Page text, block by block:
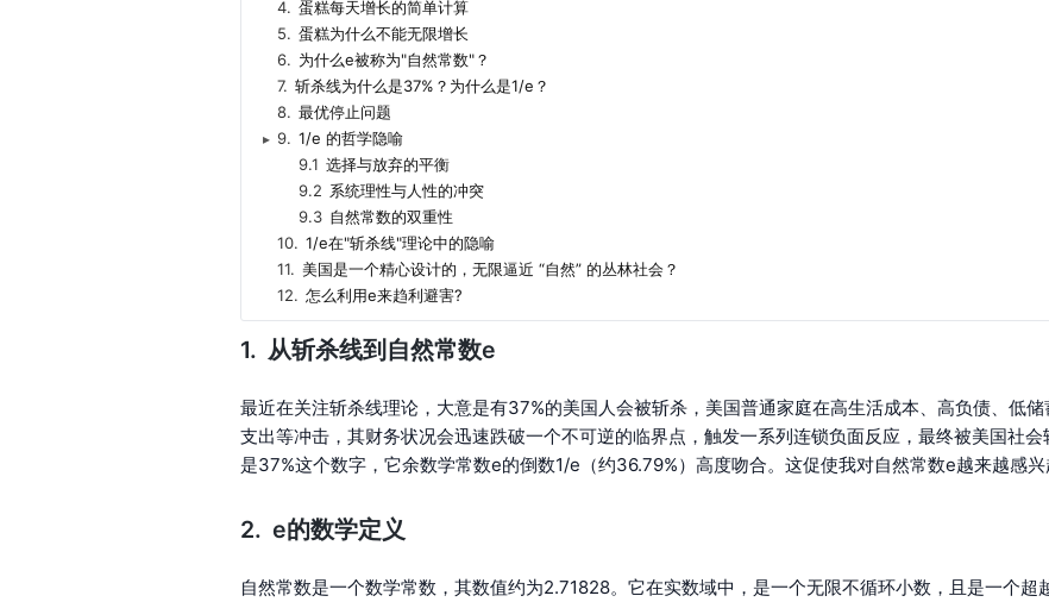
从斩杀线到自然常数e
最近在关注斩杀线理论，大意是有37%的美国人会被斩杀，美国普通家庭在高生活成本、高负债、低
支出等冲击，其财务状况会迅速跌破一个不可逆的临界点，触发一系列连锁负面反应，最终被美国社
是37%这个数字，它余数学常数e的倒数1/e（约36.79%）高度吻合。这促使我对自然常数e越来越感兴
e的数学定义
自然常数是一个数学常数，其数值约为2.71828。它在实数域中，是一个无限不循环小数，且是一个
4. 蛋糕每天增长的简单计算
5. 蛋糕为什么不能无限增长
6. 为什么e被称为"自然常数"？
7. 斩杀线为什么是37%？为什么是1/e？
8. 最优停止问题
▸ 9. 1/e 的哲学隐喻
9.1 选择与放弃的平衡
9.2 系统理性与人性的冲突
9.3 自然常数的双重性
10. 1/e在"斩杀线"理论中的隐喻
11. 美国是一个精心设计的，无限逼近 “自然” 的丛林社会？
12. 怎么利用e来趋利避害?